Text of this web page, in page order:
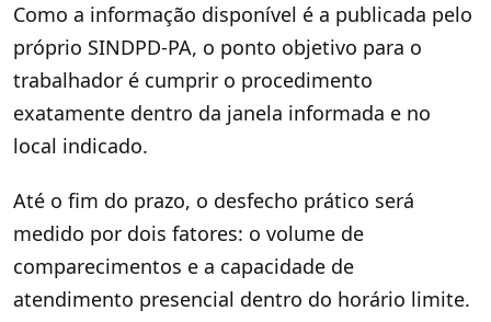
Como a informação disponível é a publicada pelo
próprio SINDPD-PA, o ponto objetivo para o
trabalhador é cumprir o procedimento
exatamente dentro da janela informada e no
local indicado.
Até o fim do prazo, o desfecho prático será
medido por dois fatores: o volume de
comparecimentos e a capacidade de
atendimento presencial dentro do horário limite.